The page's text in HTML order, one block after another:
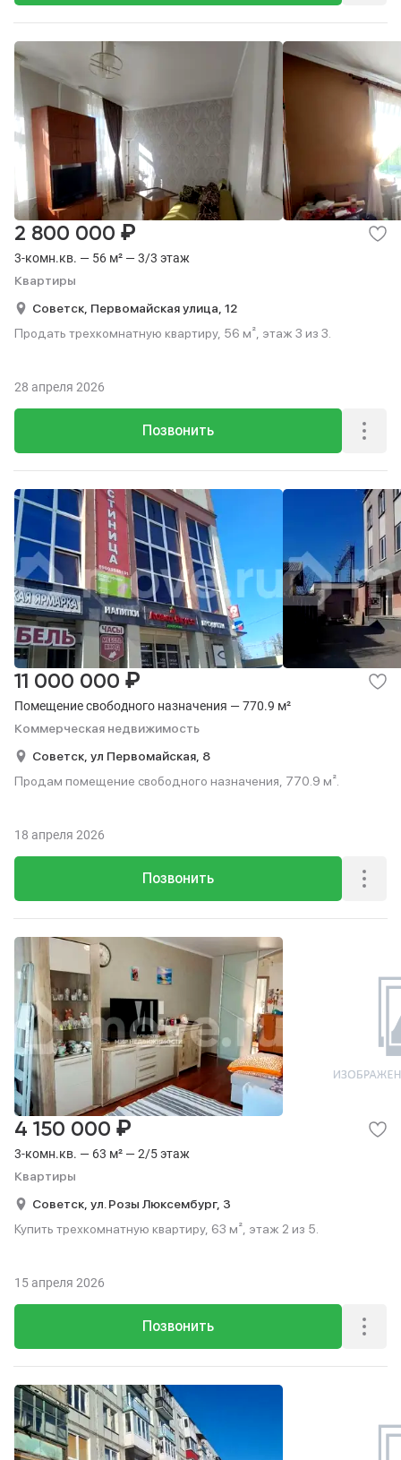
3-комн.кв. — 56 м² — 3/3 этаж
Квартиры
2 800 000 ₽
Советск, Первомайская улица, 12
Продать трехкомнатную квартиру, 56 м², этаж 3 из 3.
Позвонить
28 апреля 2026
Помещение свободного назначения — 770.9 м²
Коммерческая недвижимость
11 000 000 ₽
Советск, ул Первомайская, 8
Продам помещение свободного назначения, 770.9 м².
Позвонить
18 апреля 2026
3-комн.кв. — 63 м² — 2/5 этаж
Квартиры
4 150 000 ₽
Советск, ул. Розы Люксембург, 3
Купить трехкомнатную квартиру, 63 м², этаж 2 из 5.
Позвонить
15 апреля 2026